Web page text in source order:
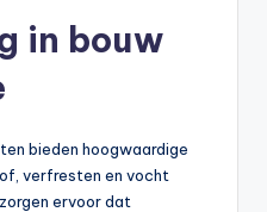
in bouw
bieden hoogwaardige
verfresten en vocht
ervoor dat